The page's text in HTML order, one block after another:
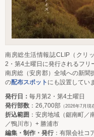
南房総生活情報誌CLIP（クリ
2・第4土曜日に発行されるフリ
南房総（安房郡）全域への新聞
の配布スポット にも設置してい
発行日： 毎月第2・第4土曜日
発行部数 ：26,700部 （2026年7月現
折込範囲 ：安房地域（鋸南町／
／鴨川市）+ 勝浦市
編集・制作・発行：有限会社コ